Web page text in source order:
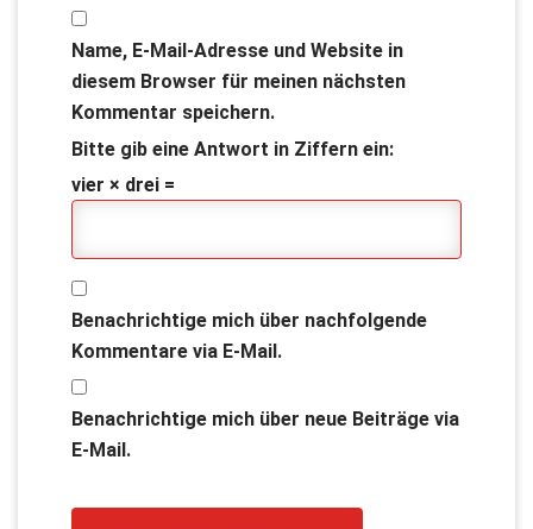
Name, E-Mail-Adresse und Website in
diesem Browser für meinen nächsten
Kommentar speichern.
Bitte gib eine Antwort in Ziffern ein:
vier × drei =
Benachrichtige mich über nachfolgende
Kommentare via E-Mail.
Benachrichtige mich über neue Beiträge via
E-Mail.